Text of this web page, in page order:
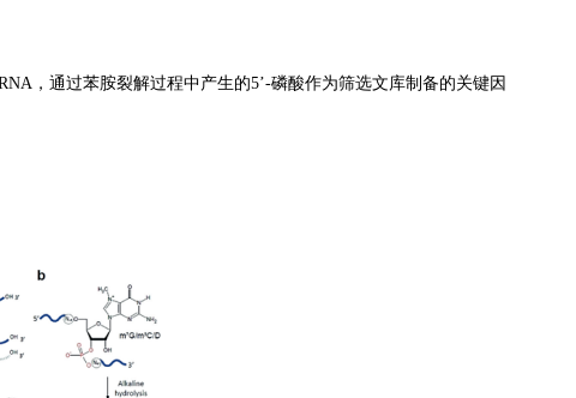
，通过苯胺裂解过程中产生的5’-磷酸作为筛选文库制备的关键因